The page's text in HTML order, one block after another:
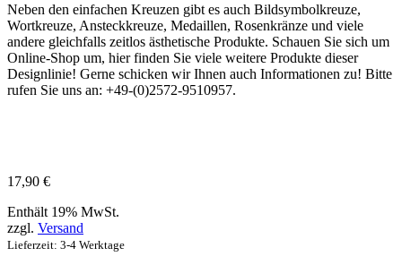
Neben den einfachen Kreuzen gibt es auch Bildsymbolkreuze,
Wortkreuze, Ansteckkreuze, Medaillen, Rosenkränze und viele
andere gleichfalls zeitlos ästhetische Produkte. Schauen Sie sich um
Online-Shop um, hier finden Sie viele weitere Produkte dieser
Designlinie! Gerne schicken wir Ihnen auch Informationen zu! Bitte
rufen Sie uns an: +49-(0)2572-9510957.
17,90 €
Enthält 19% MwSt.
zzgl. Versand
Lieferzeit: 3-4 Werktage